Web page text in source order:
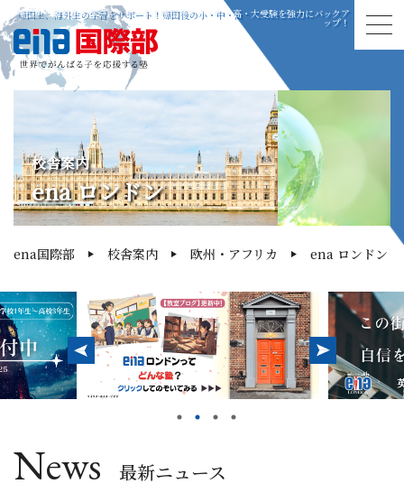
帰国生、海外生の学習をサポート！帰国後の小・中・高・大受験を強力にバックア
ップ！
校舎案内
ena ロンドン
ena国際部 校舎案内 欧州・アフリカ ena ロンドン
News 最新ニュース